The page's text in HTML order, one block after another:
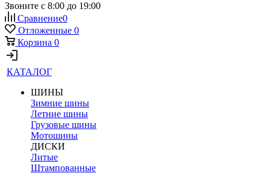
Звоните с 8:00 до 19:00
Сравнение0
Отложенные 0
Корзина 0
КАТАЛОГ
ШИНЫ
Зимние шины
Летние шины
Грузовые шины
Мотошины
ДИСКИ
Литые
Штампованные